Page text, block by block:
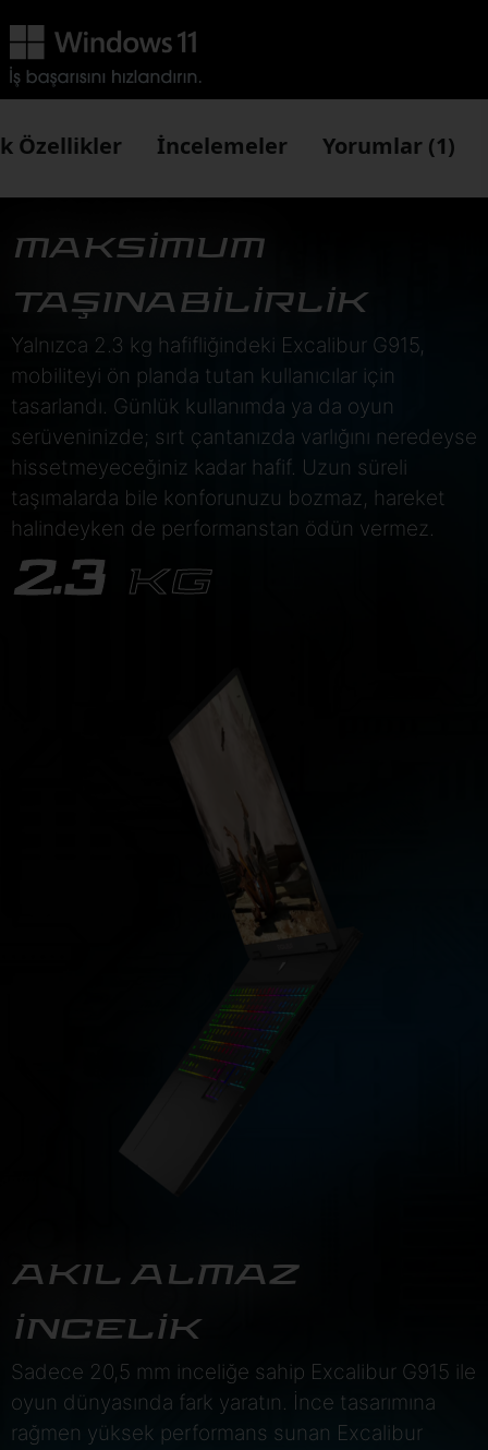
Özellikler İncelemeler Yorumlar (1)
MAKSİMUM
TAŞINABİLİRLİK
Yalnızca 2.3 kg hafifliğindeki Excalibur G915,
mobiliteyi ön planda tutan kullanıcılar için
tasarlandı. Günlük kullanımda ya da oyun
serüveninizde; sırt çantanızda varlığını neredeyse
hissetmeyeceğiniz kadar hafif. Uzun süreli
taşımalarda bile konforunuzu bozmaz, hareket
halindeyken de performanstan ödün vermez.
2.3 KG
AKIL ALMAZ
İNCELİK
Sadece 20,5 mm inceliğe sahip Excalibur G915 ile
oyun dünyasında fark yaratın. İnce tasarımına
rağmen yüksek performans sunan Excalibur